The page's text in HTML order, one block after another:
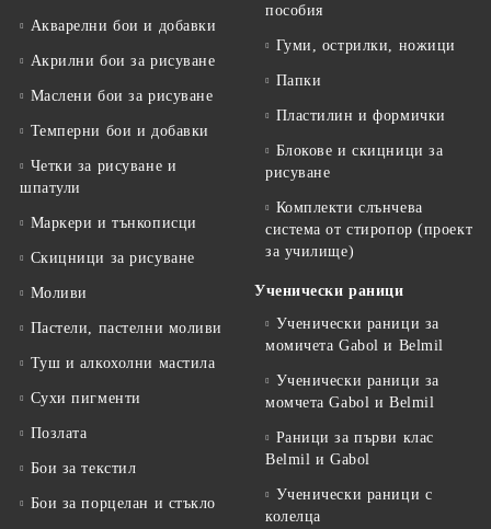
Акварелни бои и добавки
Акрилни бои за рисуване
Маслени бои за рисуване
Темперни бои и добавки
Четки за рисуване и
шпатули
Маркери и тънкописци
Скицници за рисуване
Моливи
Пастели, пастелни моливи
Туш и алкохолни мастила
Сухи пигменти
Позлата
Бои за текстил
Бои за порцелан и стъкло
пособия
Гуми, острилки, ножици
Папки
Пластилин и формички
Блокове и скицници за
рисуване
Комплекти слънчева
система от стиропор (проект
за училище)
Ученически раници
Ученически раници за
момичета Gabol и Belmil
Ученически раници за
момчета Gabol и Belmil
Раници за първи клас
Belmil и Gabol
Ученически раници с
колелца